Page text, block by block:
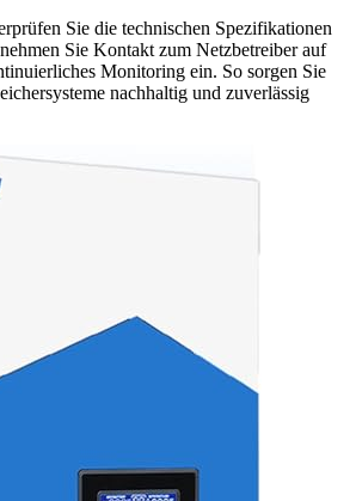
Sie die technischen Spezifikationen
Sie Kontakt zum Netzbetreiber auf
Monitoring ein. So sorgen Sie
nachhaltig und zuverlässig